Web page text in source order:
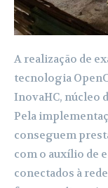
A realização de
tecnologia
InovaHC, núcleo
Pela
conseguem
com o auxílio de
conectados à